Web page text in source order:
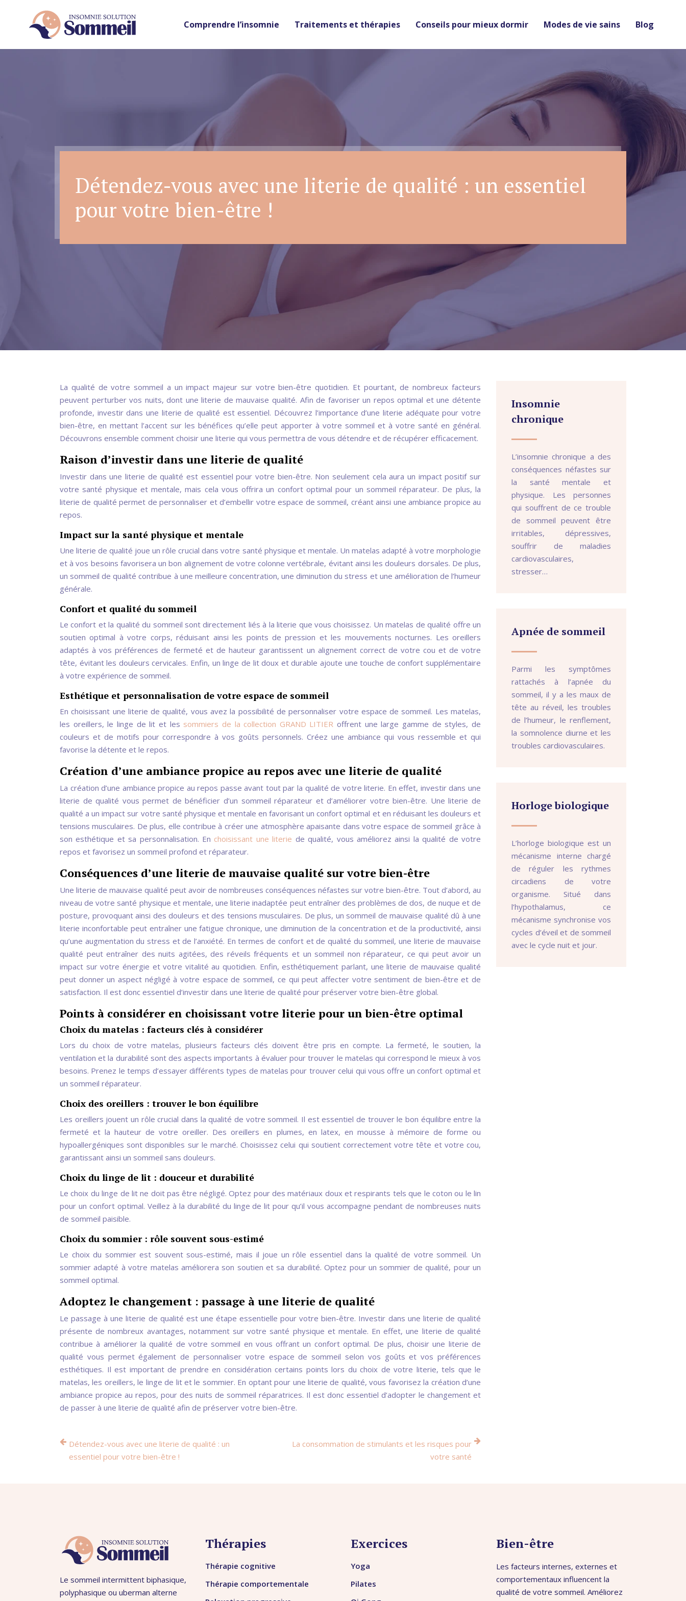
Comprendre l’insomnie Traitements et thérapies Conseils pour mieux dormir Modes de vie sains Blog
Détendez-vous avec une literie de qualité : un essentiel
pour votre bien-être !
La qualité de votre sommeil a un impact majeur sur votre bien-être quotidien. Et pourtant, de nombreux facteurs
peuvent perturber vos nuits, dont une literie de mauvaise qualité. Afin de favoriser un repos optimal et une détente
profonde, investir dans une literie de qualité est essentiel. Découvrez l’importance d’une literie adéquate pour votre
bien-être, en mettant l’accent sur les bénéfices qu’elle peut apporter à votre sommeil et à votre santé en général.
Découvrons ensemble comment choisir une literie qui vous permettra de vous détendre et de récupérer efficacement.
Raison d’investir dans une literie de qualité
Investir dans une literie de qualité est essentiel pour votre bien-être. Non seulement cela aura un impact positif sur
votre santé physique et mentale, mais cela vous offrira un confort optimal pour un sommeil réparateur. De plus, la
literie de qualité permet de personnaliser et d’embellir votre espace de sommeil, créant ainsi une ambiance propice au
repos.
Impact sur la santé physique et mentale
Une literie de qualité joue un rôle crucial dans votre santé physique et mentale. Un matelas adapté à votre morphologie
et à vos besoins favorisera un bon alignement de votre colonne vertébrale, évitant ainsi les douleurs dorsales. De plus,
un sommeil de qualité contribue à une meilleure concentration, une diminution du stress et une amélioration de l’humeur
générale.
Confort et qualité du sommeil
Le confort et la qualité du sommeil sont directement liés à la literie que vous choisissez. Un matelas de qualité offre un
soutien optimal à votre corps, réduisant ainsi les points de pression et les mouvements nocturnes. Les oreillers
adaptés à vos préférences de fermeté et de hauteur garantissent un alignement correct de votre cou et de votre
tête, évitant les douleurs cervicales. Enfin, un linge de lit doux et durable ajoute une touche de confort supplémentaire
à votre expérience de sommeil.
Esthétique et personnalisation de votre espace de sommeil
En choisissant une literie de qualité, vous avez la possibilité de personnaliser votre espace de sommeil. Les matelas,
les oreillers, le linge de lit et les sommiers de la collection GRAND LITIER offrent une large gamme de styles, de
couleurs et de motifs pour correspondre à vos goûts personnels. Créez une ambiance qui vous ressemble et qui
favorise la détente et le repos.
Création d’une ambiance propice au repos avec une literie de qualité
La création d’une ambiance propice au repos passe avant tout par la qualité de votre literie. En effet, investir dans une
literie de qualité vous permet de bénéficier d’un sommeil réparateur et d’améliorer votre bien-être. Une literie de
qualité a un impact sur votre santé physique et mentale en favorisant un confort optimal et en réduisant les douleurs et
tensions musculaires. De plus, elle contribue à créer une atmosphère apaisante dans votre espace de sommeil grâce à
son esthétique et sa personnalisation. En choisissant une literie de qualité, vous améliorez ainsi la qualité de votre
repos et favorisez un sommeil profond et réparateur.
Conséquences d’une literie de mauvaise qualité sur votre bien-être
Une literie de mauvaise qualité peut avoir de nombreuses conséquences néfastes sur votre bien-être. Tout d’abord, au
niveau de votre santé physique et mentale, une literie inadaptée peut entraîner des problèmes de dos, de nuque et de
posture, provoquant ainsi des douleurs et des tensions musculaires. De plus, un sommeil de mauvaise qualité dû à une
literie inconfortable peut entraîner une fatigue chronique, une diminution de la concentration et de la productivité, ainsi
qu’une augmentation du stress et de l’anxiété. En termes de confort et de qualité du sommeil, une literie de mauvaise
qualité peut entraîner des nuits agitées, des réveils fréquents et un sommeil non réparateur, ce qui peut avoir un
impact sur votre énergie et votre vitalité au quotidien. Enfin, esthétiquement parlant, une literie de mauvaise qualité
peut donner un aspect négligé à votre espace de sommeil, ce qui peut affecter votre sentiment de bien-être et de
satisfaction. Il est donc essentiel d’investir dans une literie de qualité pour préserver votre bien-être global.
Points à considérer en choisissant votre literie pour un bien-être optimal
Choix du matelas : facteurs clés à considérer
Lors du choix de votre matelas, plusieurs facteurs clés doivent être pris en compte. La fermeté, le soutien, la
ventilation et la durabilité sont des aspects importants à évaluer pour trouver le matelas qui correspond le mieux à vos
besoins. Prenez le temps d’essayer différents types de matelas pour trouver celui qui vous offre un confort optimal et
un sommeil réparateur.
Choix des oreillers : trouver le bon équilibre
Les oreillers jouent un rôle crucial dans la qualité de votre sommeil. Il est essentiel de trouver le bon équilibre entre la
fermeté et la hauteur de votre oreiller. Des oreillers en plumes, en latex, en mousse à mémoire de forme ou
hypoallergéniques sont disponibles sur le marché. Choisissez celui qui soutient correctement votre tête et votre cou,
garantissant ainsi un sommeil sans douleurs.
Choix du linge de lit : douceur et durabilité
Le choix du linge de lit ne doit pas être négligé. Optez pour des matériaux doux et respirants tels que le coton ou le lin
pour un confort optimal. Veillez à la durabilité du linge de lit pour qu’il vous accompagne pendant de nombreuses nuits
de sommeil paisible.
Choix du sommier : rôle souvent sous-estimé
Le choix du sommier est souvent sous-estimé, mais il joue un rôle essentiel dans la qualité de votre sommeil. Un
sommier adapté à votre matelas améliorera son soutien et sa durabilité. Optez pour un sommier de qualité, pour un
sommeil optimal.
Adoptez le changement : passage à une literie de qualité
Le passage à une literie de qualité est une étape essentielle pour votre bien-être. Investir dans une literie de qualité
présente de nombreux avantages, notamment sur votre santé physique et mentale. En effet, une literie de qualité
contribue à améliorer la qualité de votre sommeil en vous offrant un confort optimal. De plus, choisir une literie de
qualité vous permet également de personnaliser votre espace de sommeil selon vos goûts et vos préférences
esthétiques. Il est important de prendre en considération certains points lors du choix de votre literie, tels que le
matelas, les oreillers, le linge de lit et le sommier. En optant pour une literie de qualité, vous favorisez la création d’une
ambiance propice au repos, pour des nuits de sommeil réparatrices. Il est donc essentiel d’adopter le changement et
de passer à une literie de qualité afin de préserver votre bien-être.
Détendez-vous avec une literie de qualité : un
essentiel pour votre bien-être !
La consommation de stimulants et les risques pour
votre santé
Insomnie
chronique
L’insomnie chronique a des
conséquences néfastes sur
la santé mentale et
physique. Les personnes
qui souffrent de ce trouble
de sommeil peuvent être
irritables, dépressives,
souffrir de maladies
cardiovasculaires,
stresser…
Apnée de sommeil
Parmi les symptômes
rattachés à l’apnée du
sommeil, il y a les maux de
tête au réveil, les troubles
de l’humeur, le renflement,
la somnolence diurne et les
troubles cardiovasculaires.
Horloge biologique
L’horloge biologique est un
mécanisme interne chargé
de réguler les rythmes
circadiens de votre
organisme. Situé dans
l’hypothalamus, ce
mécanisme synchronise vos
cycles d’éveil et de sommeil
avec le cycle nuit et jour.
Le sommeil intermittent biphasique,
polyphasique ou uberman alterne
Thérapies
Thérapie cognitive
Thérapie comportementale
Exercices
Yoga
Pilates
Bien-être
Les facteurs internes, externes et
comportementaux influencent la
qualité de votre sommeil. Améliorez